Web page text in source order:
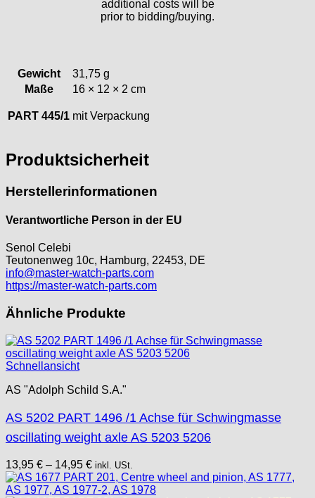
Peseux
PUW
ST "Standard "
Unitas
additional costs will be
prior to bidding/buying.
Gewicht
31,75 g
Maße
16 × 12 × 2 cm
PART 445/1 mit Verpackung
Produktsicherheit
Herstellerinformationen
Verantwortliche Person in der EU
Senol Celebi
Teutonenweg 10c, Hamburg, 22453, DE
info@master-watch-parts.com
https://master-watch-parts.com
Ähnliche Produkte
Schnellansicht
AS "Adolph Schild S.A."
AS 5202 PART 1496 /1 Achse für Schwingmasse
oscillating weight axle AS 5203 5206
13,95 € – 14,95 € inkl. USt.